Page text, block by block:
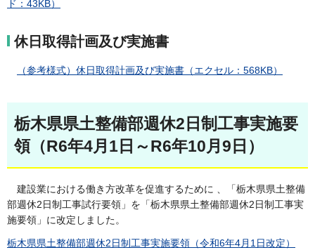
ド：43KB）
休日取得計画及び実施書
（参考様式）休日取得計画及び実施書（エクセル：568KB）
栃木県県土整備部週休2日制工事実施要
領（R6年4月1日～R6年10月9日）
建設業における働き方改革を促進するために 、「栃木県県土整備
部週休2日制工事試行要領」を「栃木県県土整備部週休2日制工事実
施要領」に改定しました。
栃木県県土整備部週休2日制工事実施要領（令和6年4月1日改定）